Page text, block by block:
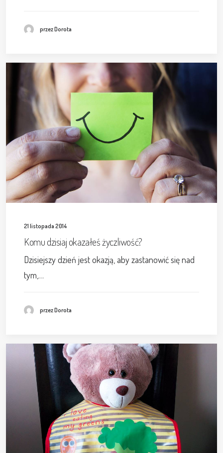
przez Dorota
21 listopada 2014
Komu dzisiaj okazałeś życzliwość?
Dzisiejszy dzień jest okazją, aby zastanowić się nad
tym,…
przez Dorota